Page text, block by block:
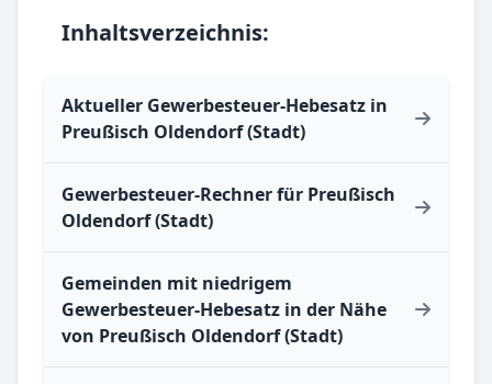
Inhaltsverzeichnis:
Aktueller Gewerbesteuer-Hebesatz in
Preußisch Oldendorf (Stadt)
Gewerbesteuer-Rechner für Preußisch
Oldendorf (Stadt)
Gemeinden mit niedrigem
Gewerbesteuer-Hebesatz in der Nähe
von Preußisch Oldendorf (Stadt)